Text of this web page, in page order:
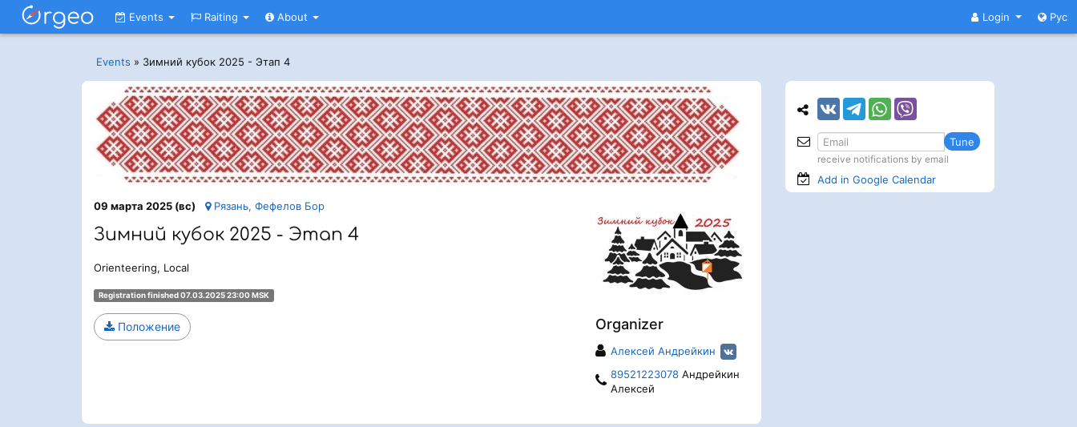
Login Рус
Events Raiting About
Events » Зимний кубок 2025 - Этап 4
Organizer
Алексей Андрейкин
89521223078Андрейкин
Алексей
09 марта 2025 (вс) Рязань, Фефелов Бор
Зимний кубок 2025 - Этап 4
Orienteering, Local
Registration finished 07.03.2025 23:00 MSK
Положение
Tune
receive notifications by email
Add in Google Calendar